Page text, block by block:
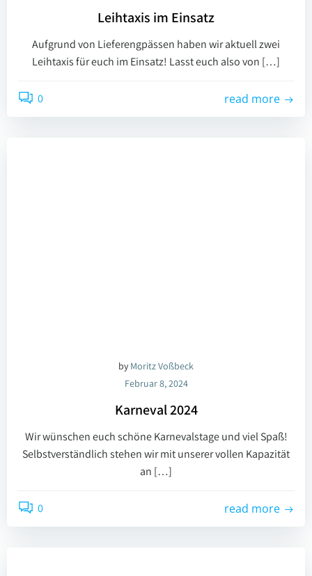
Leihtaxis im Einsatz
Aufgrund von Lieferengpässen haben wir aktuell zwei
Leihtaxis für euch im Einsatz! Lasst euch also von […]
0 read more
by Moritz Voßbeck
Februar 8, 2024
Karneval 2024
Wir wünschen euch schöne Karnevalstage und viel Spaß!
Selbstverständlich stehen wir mit unserer vollen Kapazität
an […]
0 read more